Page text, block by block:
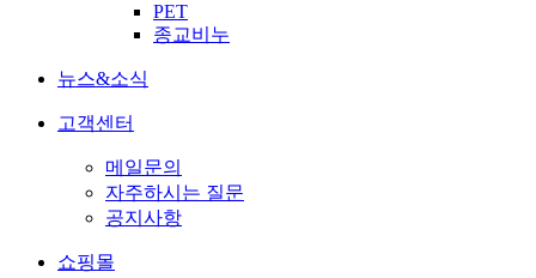
PET
종교비누
뉴스&소식
고객센터
메일문의
자주하시는 질문
공지사항
쇼핑몰